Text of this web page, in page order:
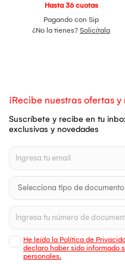
Hasta 36 cuotas
Pagando con Sip
¿No la tienes? Solicítala
¡Recibe nuestras ofertas
Suscríbete y recibe en tu
exclusivas y novedades
He leído la Política de
declaro haber sido informado
personales.